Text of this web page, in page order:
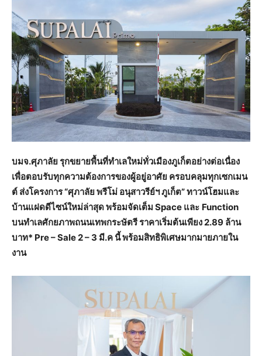
บมจ.ศุภาลัย รุกขยายพื้นที่ทำเลใหม่ทั่วเมืองภูเก็ตอย่างต่อเนื่อง
เพื่อตอบรับทุกความต้องการของผู้อยู่อาศัย ครอบคลุมทุกเซกเมน
ต์ ส่งโครงการ“ศุภาลัย พรีโม่ อนุสาวรีย์ฯ ภูเก็ต” ทาวน์โฮมและ
บ้านแฝดดีไซน์ใหม่ล่าสุด พร้อมจัดเต็ม Space และ Function
บนทำเลศักยภาพถนนเทพกระษัตรี ราคาเริ่มต้นเพียง 2.89 ล้าน
บาท* Pre – Sale 2 – 3 มี.ค นี้ พร้อมสิทธิพิเศษมากมายภายใน
งาน